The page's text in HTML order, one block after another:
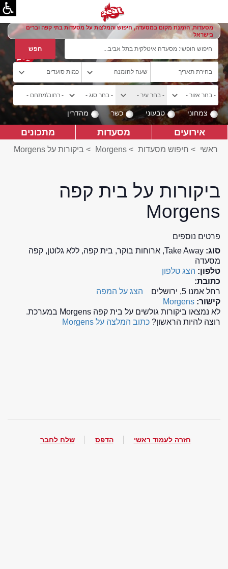
מסעדות, הזמנת מקום במסעדה, חיפוש והמלצות על מסעדות בתי קפה וברים
בישראל
צמחוני טבעוני כשר מהדרין
אירועים מסעדות מתכונים
ראשי > חיפוש מסעדות >
Morgens
> ביקורות על Morgens
ביקורות על בית קפה
Morgens
פרטים נוספים
סוג:
Take Away, ארוחות בוקר, בית קפה, ללא גלוטן, קפה
מסעדה
טלפון: הצג טלפון
כתובת:
רחל אמנו 5, ירושלים
הצג על המפה
קישור: Morgens
לא נמצאו ביקורות גולשים על בית קפה Morgens במערכת.
רוצה להיות הראשון? כתוב המלצה על Morgens
חזרה לעמוד ראשי הדפס שלח לחבר